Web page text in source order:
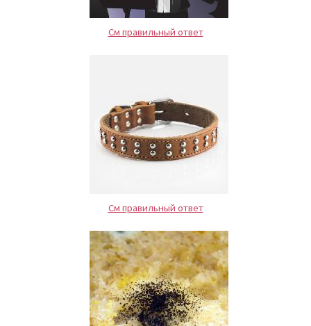
См правильный ответ
См правильный ответ